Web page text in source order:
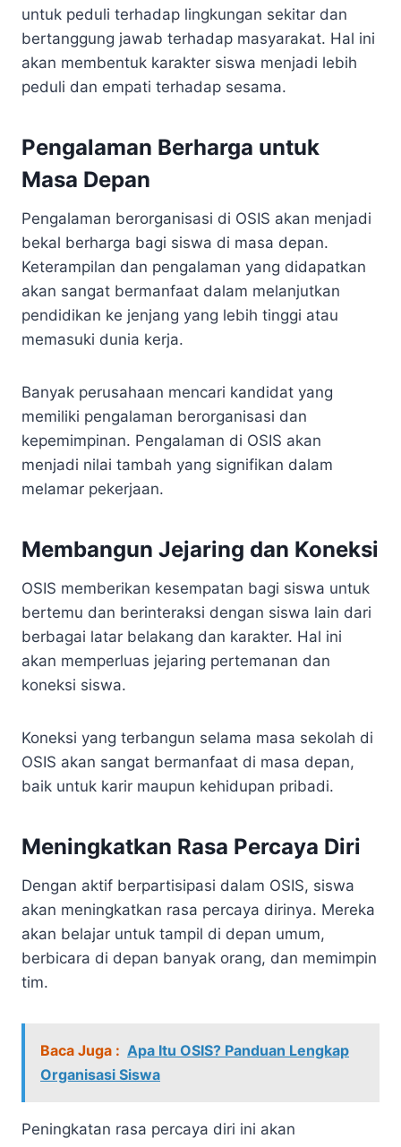
untuk peduli terhadap lingkungan sekitar dan
bertanggung jawab terhadap masyarakat. Hal ini
akan membentuk karakter siswa menjadi lebih
peduli dan empati terhadap sesama.
Pengalaman Berharga untuk
Masa Depan
Pengalaman berorganisasi di OSIS akan menjadi
bekal berharga bagi siswa di masa depan.
Keterampilan dan pengalaman yang didapatkan
akan sangat bermanfaat dalam melanjutkan
pendidikan ke jenjang yang lebih tinggi atau
memasuki dunia kerja.
Banyak perusahaan mencari kandidat yang
memiliki pengalaman berorganisasi dan
kepemimpinan. Pengalaman di OSIS akan
menjadi nilai tambah yang signifikan dalam
melamar pekerjaan.
Membangun Jejaring dan Koneksi
OSIS memberikan kesempatan bagi siswa untuk
bertemu dan berinteraksi dengan siswa lain dari
berbagai latar belakang dan karakter. Hal ini
akan memperluas jejaring pertemanan dan
koneksi siswa.
Koneksi yang terbangun selama masa sekolah di
OSIS akan sangat bermanfaat di masa depan,
baik untuk karir maupun kehidupan pribadi.
Meningkatkan Rasa Percaya Diri
Dengan aktif berpartisipasi dalam OSIS, siswa
akan meningkatkan rasa percaya dirinya. Mereka
akan belajar untuk tampil di depan umum,
berbicara di depan banyak orang, dan memimpin
tim.
Baca Juga : Apa Itu OSIS? Panduan Lengkap
Organisasi Siswa
Peningkatan rasa percaya diri ini akan